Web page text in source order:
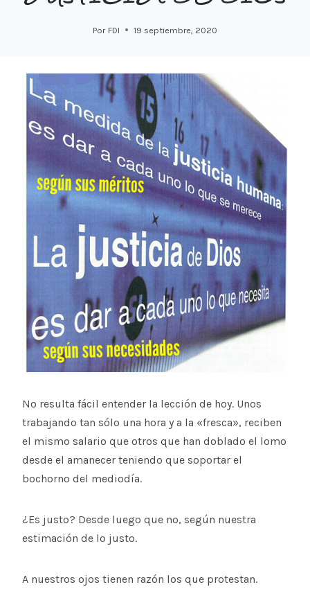
Por FDI 19 septiembre, 2020
No resulta fácil entender la lección de hoy. Unos
trabajando tan sólo una hora y a la «fresca», reciben
el mismo salario que otros que han doblado el lomo
desde el amanecer teniendo que soportar el
bochorno del mediodía.
¿Es justo? Desde luego que no, según nuestra
estimación de lo justo.
A nuestros ojos tienen razón los que protestan.